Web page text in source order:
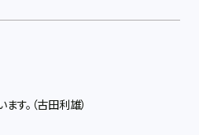
す。（古田利雄）